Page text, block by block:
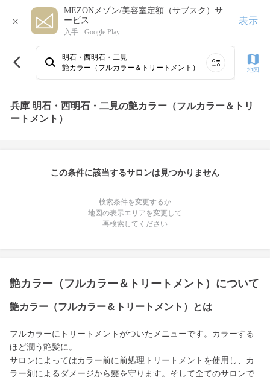
×
MEZONメゾン/美容室定額（サブスク）サ
ービス
入手 - Google Play
表示
明石・西明石・二見
艶カラー（フルカラー＆トリートメント）
地図
兵庫 明石・西明石・二見の艶カラー（フルカラー＆トリ
ートメント）
この条件に該当するサロンは見つかりません
検索条件を変更するか
地図の表示エリアを変更して
再検索してください
艶カラー（フルカラー＆トリートメント）について
艶カラー（フルカラー＆トリートメント）とは
フルカラーにトリートメントがついたメニューです。カラーする
ほど潤う艶髪に。
サロンによってはカラー前に前処理トリートメントを使用し、カ
ラー剤によるダメージから髪を守ります。そして全てのサロンで